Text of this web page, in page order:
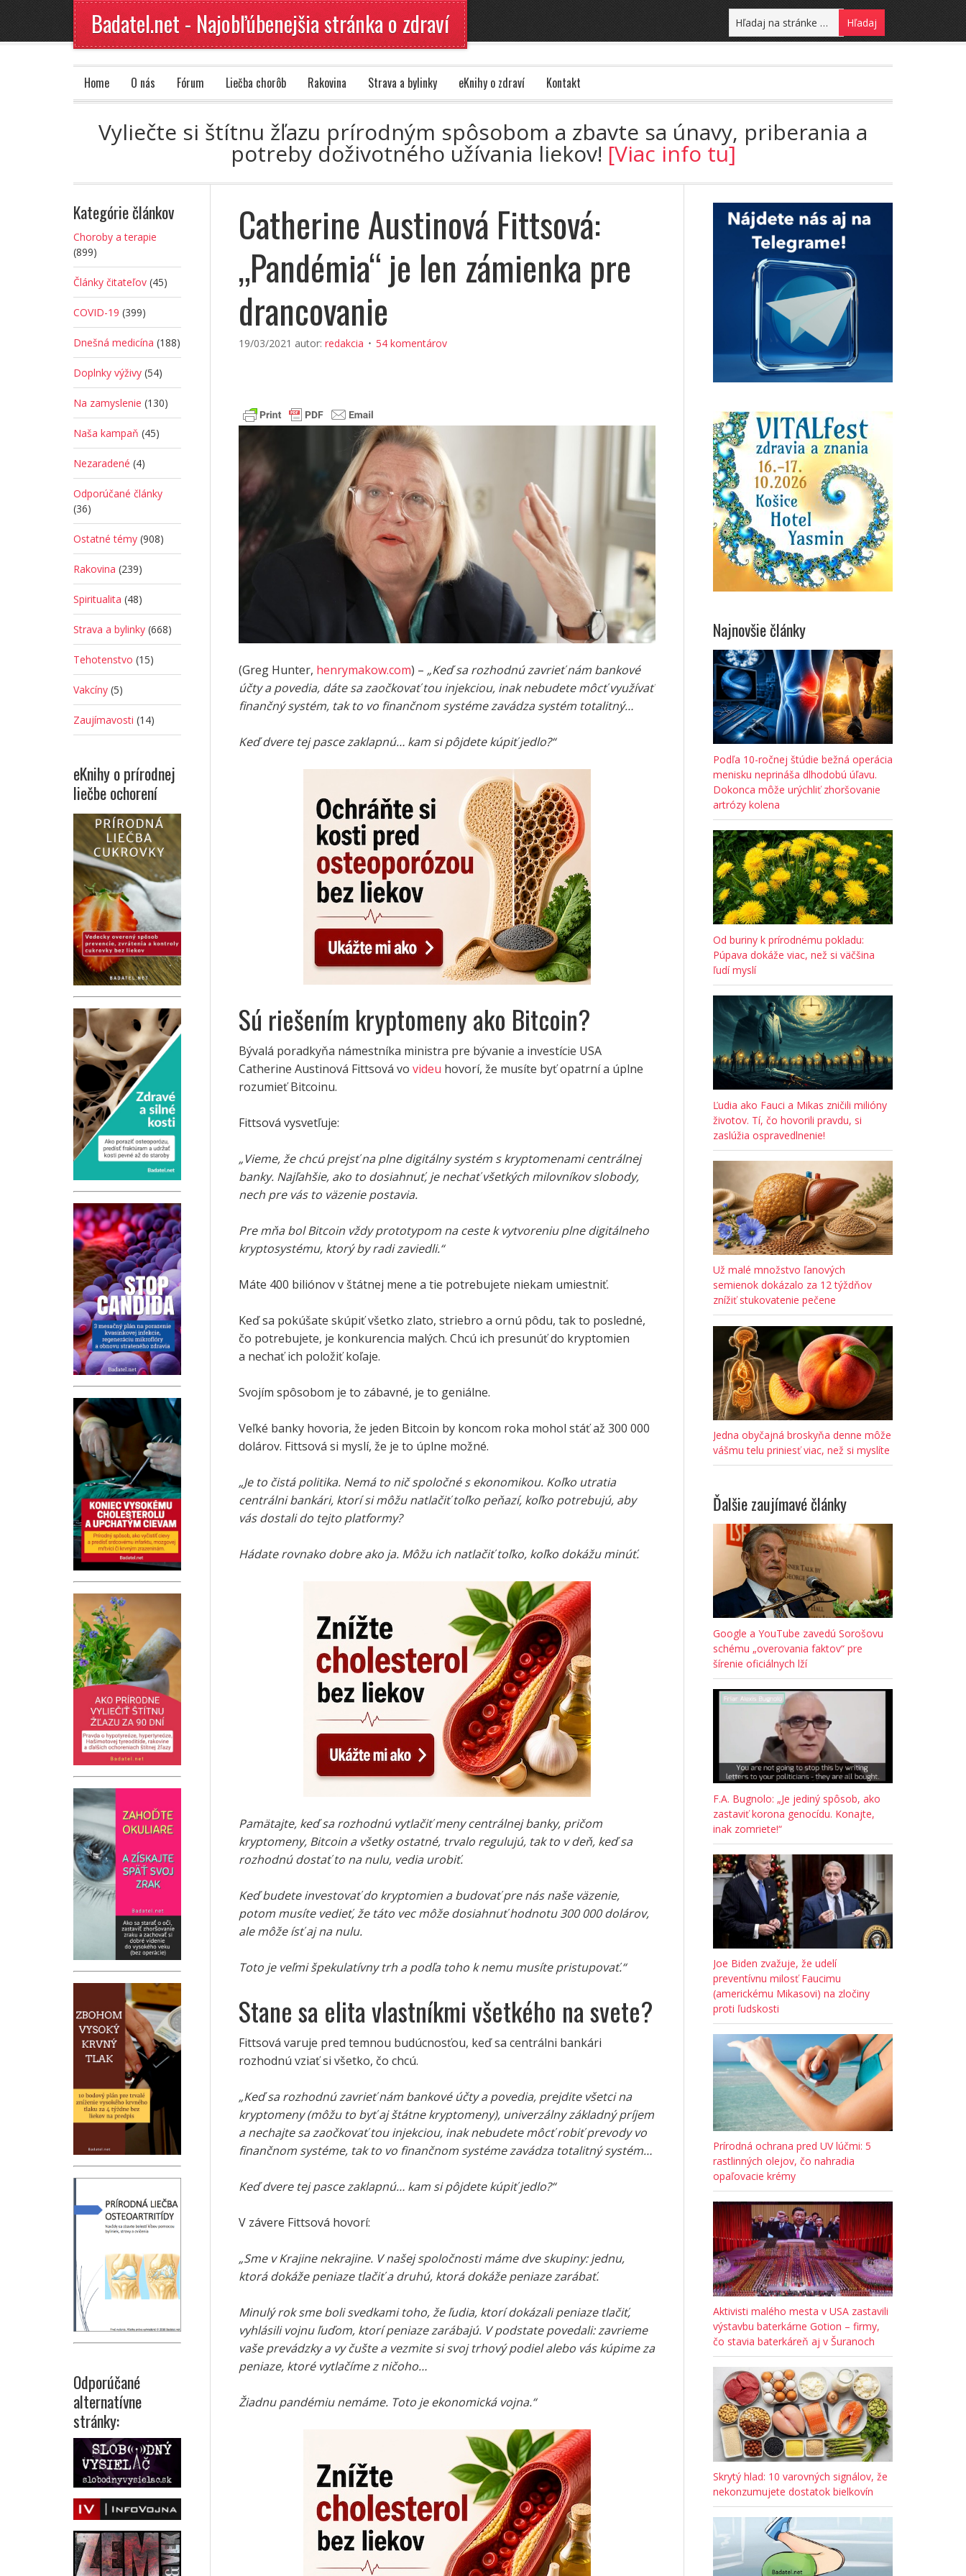
Badatel.net - Najobľúbenejšia stránka o zdraví
Home O nás Fórum Liečba chorôb Rakovina Strava a bylinky eKnihy o zdraví Kontakt
Vyliečte si štítnu žľazu prírodným spôsobom a zbavte sa únavy, priberania a
potreby doživotného užívania liekov! [Viac info tu]
Catherine Austinová Fittsová:
„Pandémia“ je len zámienka pre
drancovanie
19/03/2021 autor: redakcia 54 komentárov
(Greg Hunter, henrymakow.com) – „Keď sa rozhodnú zavrieť nám bankové
účty a povedia, dáte sa zaočkovať tou injekciou, inak nebudete môcť využívať
finančný systém, tak to vo finančnom systéme zavádza systém totalitný…
Keď dvere tej pasce zaklapnú… kam si pôjdete kúpiť jedlo?“
Sú riešením kryptomeny ako Bitcoin?
Bývalá poradkyňa námestníka ministra pre bývanie a investície USA
Catherine Austinová Fittsová vo videu hovorí, že musíte byť opatrní a úplne
rozumieť Bitcoinu.
Fittsová vysvetľuje:
„Vieme, že chcú prejsť na plne digitálny systém s kryptomenami centrálnej
banky. Najľahšie, ako to dosiahnuť, je nechať všetkých milovníkov slobody,
nech pre vás to väzenie postavia.
Pre mňa bol Bitcoin vždy prototypom na ceste k vytvoreniu plne digitálneho
kryptosystému, ktorý by radi zaviedli.“
Máte 400 biliónov v štátnej mene a tie potrebujete niekam umiestniť.
Keď sa pokúšate skúpiť všetko zlato, striebro a ornú pôdu, tak to posledné,
čo potrebujete, je konkurencia malých. Chcú ich presunúť do kryptomien
a nechať ich položiť koľaje.
Svojím spôsobom je to zábavné, je to geniálne.
Veľké banky hovoria, že jeden Bitcoin by koncom roka mohol stáť až 300 000
dolárov. Fittsová si myslí, že je to úplne možné.
„Je to čistá politika. Nemá to nič spoločné s ekonomikou. Koľko utratia
centrálni bankári, ktorí si môžu natlačiť toľko peňazí, koľko potrebujú, aby
vás dostali do tejto platformy?
Hádate rovnako dobre ako ja. Môžu ich natlačiť toľko, koľko dokážu minúť.
Pamätajte, keď sa rozhodnú vytlačiť meny centrálnej banky, pričom
kryptomeny, Bitcoin a všetky ostatné, trvalo regulujú, tak to v deň, keď sa
rozhodnú dostať to na nulu, vedia urobiť.
Keď budete investovať do kryptomien a budovať pre nás naše väzenie,
potom musíte vedieť, že táto vec môže dosiahnuť hodnotu 300 000 dolárov,
ale môže ísť aj na nulu.
Toto je veľmi špekulatívny trh a podľa toho k nemu musíte pristupovať.“
Stane sa elita vlastníkmi všetkého na svete?
Fittsová varuje pred temnou budúcnosťou, keď sa centrálni bankári
rozhodnú vziať si všetko, čo chcú.
„Keď sa rozhodnú zavrieť nám bankové účty a povedia, prejdite všetci na
kryptomeny (môžu to byť aj štátne kryptomeny), univerzálny základný príjem
a nechajte sa zaočkovať tou injekciou, inak nebudete môcť robiť prevody vo
finančnom systéme, tak to vo finančnom systéme zavádza totalitný systém…
Keď dvere tej pasce zaklapnú… kam si pôjdete kúpiť jedlo?“
V závere Fittsová hovorí:
„Sme v Krajine nekrajine. V našej spoločnosti máme dve skupiny: jednu,
ktorá dokáže peniaze tlačiť a druhú, ktorá dokáže peniaze zarábať.
Minulý rok sme boli svedkami toho, že ľudia, ktorí dokázali peniaze tlačiť,
vyhlásili vojnu ľuďom, ktorí peniaze zarábajú. V podstate povedali: zavrieme
vaše prevádzky a vy čušte a vezmite si svoj trhový podiel alebo vás kúpime za
peniaze, ktoré vytlačíme z ničoho…
Žiadnu pandémiu nemáme. Toto je ekonomická vojna.“
Najnovšie články
Podľa 10-ročnej štúdie bežná operácia
menisku neprináša dlhodobú úľavu.
Dokonca môže urýchliť zhoršovanie
artrózy kolena
Od buriny k prírodnému pokladu:
Púpava dokáže viac, než si väčšina
ľudí myslí
Ľudia ako Fauci a Mikas zničili milióny
životov. Tí, čo hovorili pravdu, si
zaslúžia ospravedlnenie!
Už malé množstvo ľanových
semienok dokázalo za 12 týždňov
znížiť stukovatenie pečene
Jedna obyčajná broskyňa denne môže
vášmu telu priniesť viac, než si myslíte
Ďalšie zaujímavé články
Google a YouTube zavedú Sorošovu
schému „overovania faktov“ pre
šírenie oficiálnych lží
F.A. Bugnolo: „Je jediný spôsob, ako
zastaviť korona genocídu. Konajte,
inak zomriete!“
Joe Biden zvažuje, že udelí
preventívnu milosť Faucimu
(americkému Mikasovi) na zločiny
proti ľudskosti
Prírodná ochrana pred UV lúčmi: 5
rastlinných olejov, čo nahradia
opaľovacie krémy
Aktivisti malého mesta v USA zastavili
výstavbu baterkárne Gotion – firmy,
čo stavia baterkáreň aj v Šuranoch
Skrytý hlad: 10 varovných signálov, že
nekonzumujete dostatok bielkovín
Kategórie článkov
Choroby a terapie
(899)
Články čitateľov (45)
COVID-19 (399)
Dnešná medicína (188)
Doplnky výživy (54)
Na zamyslenie (130)
Naša kampaň (45)
Nezaradené (4)
Odporúčané články
(36)
Ostatné témy (908)
Rakovina (239)
Spiritualita (48)
Strava a bylinky (668)
Tehotenstvo (15)
Vakcíny (5)
Zaujímavosti (14)
eKnihy o prírodnej
liečbe ochorení
Odporúčané
alternatívne
stránky: